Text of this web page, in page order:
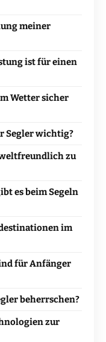
meiner
ist für einen
Wetter sicher
Segler wichtig?
zu
es beim Segeln
im
für Anfänger
beherrschen?
zur